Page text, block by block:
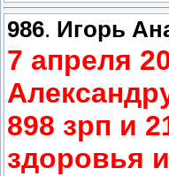
986. Игорь
7 апреля
898 зрп и
здоровья